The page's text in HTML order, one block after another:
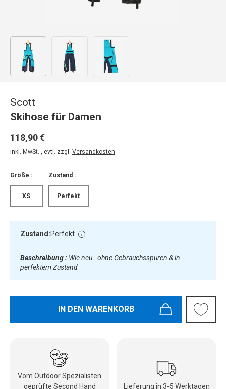
Bild 1 in Galerieansicht laden
Scott
Skihose für Damen
118,90 €
inkl. MwSt. , evtl. zzgl. Versandkosten
Größe :
XS
Zustand :
Perfekt
Zustand:Perfekt
Beschreibung : Wie neu - ohne Gebrauchsspuren & in
perfektem Zustand
IN DEN WARENKORB
Vom Outdoor Spezialisten
geprüfte Second Hand
Lieferung in 3-5 Werktagen